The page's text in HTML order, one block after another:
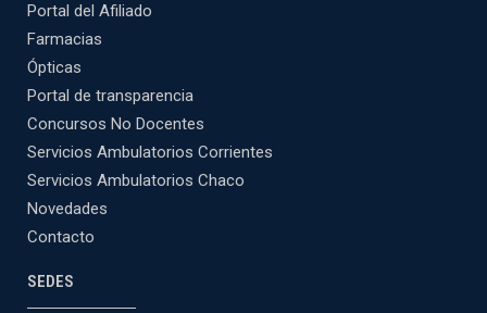
Portal del Afiliado
Farmacias
Ópticas
Portal de transparencia
Concursos No Docentes
Servicios Ambulatorios Corrientes
Servicios Ambulatorios Chaco
Novedades
Contacto
SEDES